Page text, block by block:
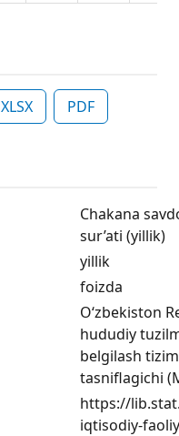
XLSX PDF
Chakana
sur’ati (yillik)
yillik
foizda
O‘zbekiston
hududiy
belgilash
tasniflagichi
https://
iqtisodiy-